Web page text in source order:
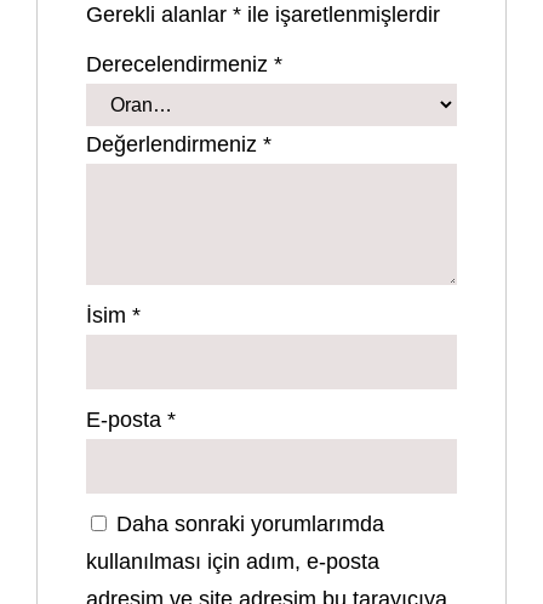
Gerekli alanlar* ile işaretlenmişlerdir
Derecelendirmeniz*
Değerlendirmeniz*
İsim*
E-posta*
Daha sonraki yorumlarımda
kullanılması için adım, e-posta
adresim ve site adresim bu tarayıcıya